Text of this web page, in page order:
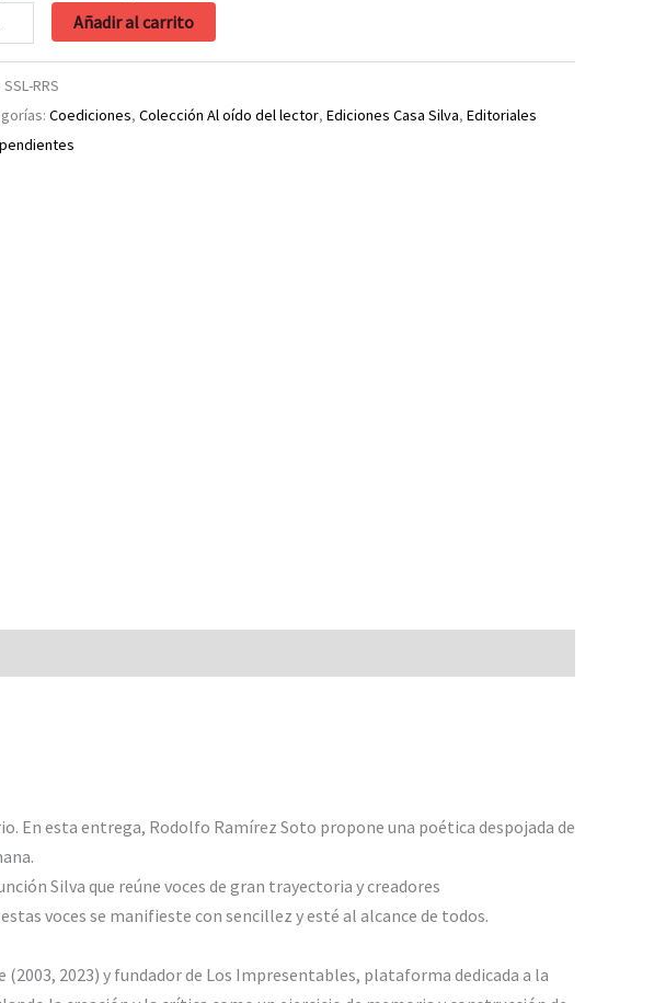
Añadir al carrito
SSL-RRS
Coediciones, Colección Al oído del lector, Ediciones Casa Silva, Editoriales
En esta entrega, Rodolfo Ramírez Soto propone una poética despojada de
Silva que reúne voces de gran trayectoria y creadores
voces se manifieste con sencillez y esté al alcance de todos.
2023) y fundador de Los Impresentables, plataforma dedicada a la